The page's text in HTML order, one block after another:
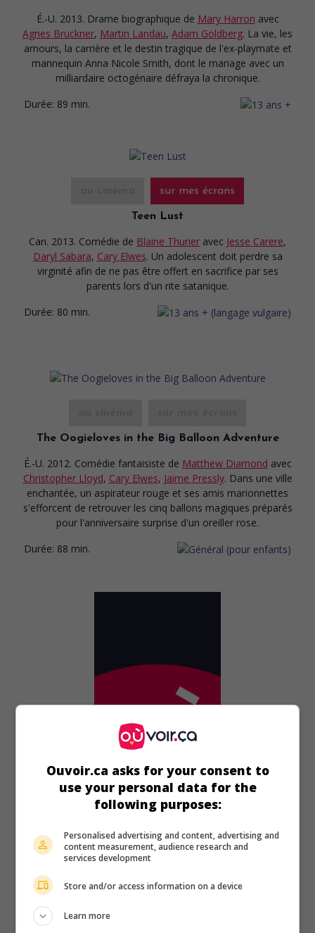
É.-U. 2013. Drame biographique de Mary Harron avec
Agnes Bruckner, Martin Landau, Adam Goldberg. La vie, les
amours, la carrière et le destin tragique de l'ex-playmate et
mannequin Anna Nicole Smith, dont le mariage avec un
milliardaire octogénaire défraya la chronique.
Durée: 89 min.
sur mes écrans
Teen Lust
Can. 2013. Comédie de Blaine Thurier avec Jesse Carere,
Daryl Sabara, Cary Elwes. Un adolescent doit perdre sa
virginité afin de ne pas être offert en sacrifice par ses
parents lors d'un rite satanique.
Durée: 80 min.
The Oogieloves in the Big Balloon Adventure
É.-U. 2012. Comédie fantaisiste de Matthew Diamond avec
Christopher Lloyd, Cary Elwes, Jaime Pressly. Dans une ville
enchantée, un aspirateur rouge et ses amis marionnettes
s'efforcent de retrouver les cinq ballons magiques préparés
pour l'anniversaire surprise d'un oreiller rose.
Durée: 88 min.
au cinéma sur mes écrans
Delhi Safari
Ind. 2012. Film d'animation
Durée:
Ouvoir.ca asks for your consent to
use your personal data for the
following purposes:
Personalised advertising and content, advertising and
content measurement, audience research and
services development
Store and/or access information on a device
Learn more